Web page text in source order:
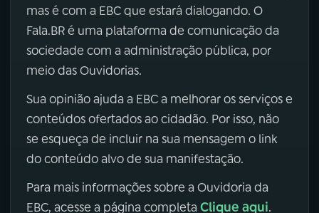
mas é com a EBC que estará dialogando. O
Fala.BR é uma plataforma de comunicação da
sociedade com a administração pública, por
meio das Ouvidorias.
Sua opinião ajuda a EBC a melhorar os serviços e
conteúdos ofertados ao cidadão. Por isso, não
se esqueça de incluir na sua mensagem o link
do conteúdo alvo de sua manifestação.
Para mais informações sobre a Ouvidoria da
EBC, acesse a página completa Clique aqui.